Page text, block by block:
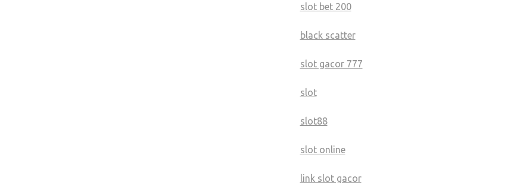
slot bet 200
black scatter
slot gacor 777
slot
slot88
slot online
link slot gacor